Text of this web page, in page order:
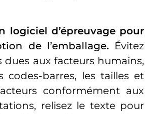
logiciel d’épreuvage pour
de l’emballage. Évitez
dues aux facteurs humains,
codes-barres, les tailles et
conformément aux
relisez le texte pour